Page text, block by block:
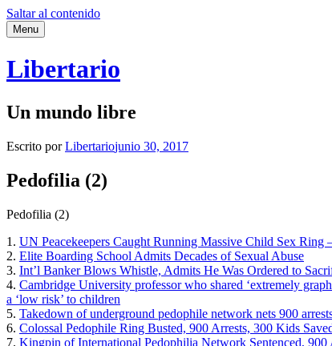
Saltar al contenido
Menu
Libertario
Un mundo libre
Escrito porLibertariojunio 30, 2017
Pedofilia (2)
Pedofilia (2)
1. UN Peacekeepers Caught Running Massive Child Sex Ring
2. Elite Boarding School Admits Decades of Sexual Abuse
3. Int’l Banker Blows Whistle, Admits He Was Ordered to
4. Cambridge University professor who shared ‘extremely
a ‘low risk’ to children
5. Takedown of underground pedophile network nets 900
6. Colossal Pedophile Ring Busted, 900 Arrests, 300 Kids
7. Kingpin of International Pedophilia Network Sentenced, 900